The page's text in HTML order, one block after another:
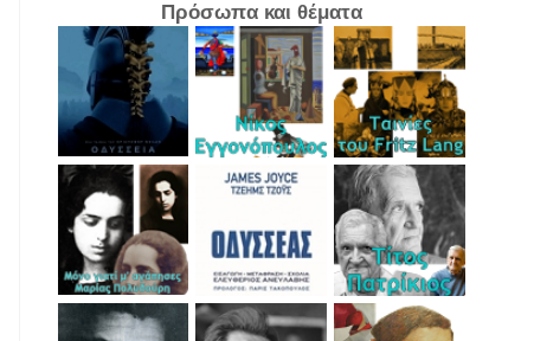
Πρόσωπα και θέματα